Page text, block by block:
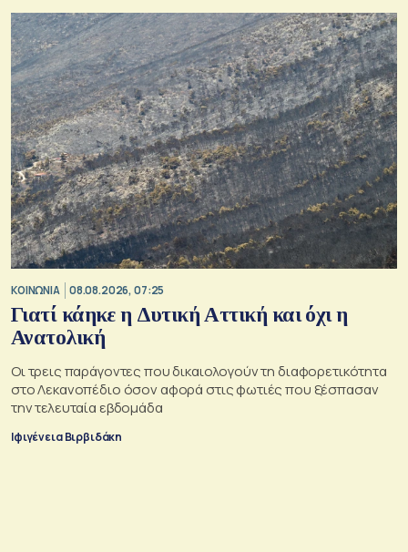
ΚΟΙΝΩΝΙΑ 08.08.2026, 07:25
Γιατί κάηκε η Δυτική Αττική και όχι η
Ανατολική
Oι τρεις παράγοντες που δικαιολογούν τη διαφορετικότητα
στο Λεκανοπέδιο όσον αφορά στις φωτιές που ξέσπασαν
την τελευταία εβδομάδα
Ιφιγένεια Βιρβιδάκη